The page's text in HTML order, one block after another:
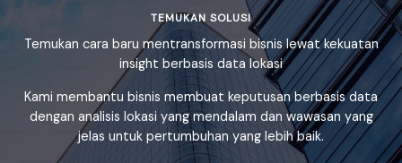
TEMUKAN SOLUSI
Temukan cara baru mentransformasi bisnis lewat kekuatan
insight berbasis data lokasi
Kami membantu bisnis membuat keputusan berbasis data
dengan analisis lokasi yang mendalam dan wawasan yang
jelas untuk pertumbuhan yang lebih baik.